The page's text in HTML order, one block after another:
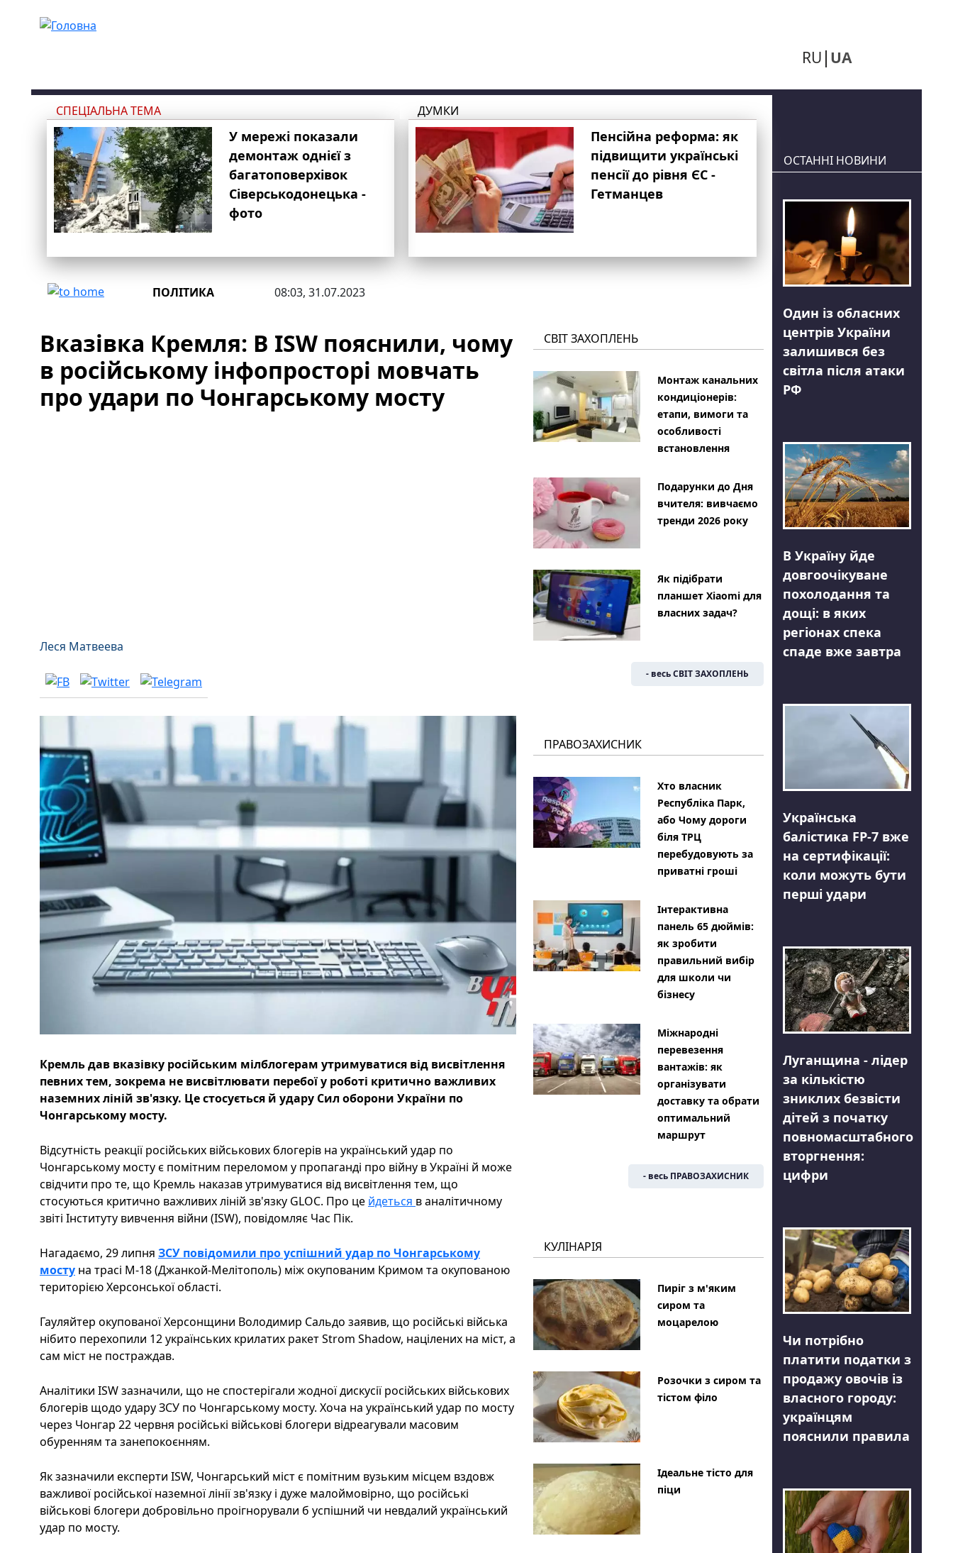
RU UA
СПЕЦІАЛЬНА ТЕМА
У мережі показали
демонтаж однієї з
багатоповерхівок
Сіверськодонецька -
фото
ДУМКИ
Пенсійна реформа: як
підвищити українські
пенсії до рівня ЄС -
Гетманцев
ПОЛІТИКА 08:03, 31.07.2023
Вказівка Кремля: В ISW пояснили, чому
в російському інфопросторі мовчать
про удари по Чонгарському мосту
Леся Матвеева
Кремль дав вказівку російським мілблогерам утримуватися від висвітлення
певних тем, зокрема не висвітлювати перебої у роботі критично важливих
наземних ліній зв'язку. Це стосується й удару Сил оборони України по
Чонгарському мосту.
Відсутність реакції російських військових блогерів на український удар по
Чонгарському мосту є помітним переломом у пропаганді про війну в Україні й може
свідчити про те, що Кремль наказав утримуватися від висвітлення тем, що
стосуються критично важливих ліній зв'язку GLOC. Про це йдеться в аналітичному
звіті Інституту вивчення війни (ISW), повідомляє Час Пік.
Нагадаємо, 29 липня ЗСУ повідомили про успішний удар по Чонгарському
мосту на трасі М-18 (Джанкой-Мелітополь) між окупованим Кримом та окупованою
територією Херсонської області.
Гауляйтер окупованої Херсонщини Володимир Сальдо заявив, що російські війська
нібито перехопили 12 українських крилатих ракет Strom Shadow, націлених на міст, а
сам міст не постраждав.
Аналітики ISW зазначили, що не спостерігали жодної дискусії російських військових
блогерів щодо удару ЗСУ по Чонгарському мосту. Хоча на український удар по мосту
через Чонгар 22 червня російські військові блогери відреагували масовим
обуренням та занепокоєнням.
Як зазначили експерти ISW, Чонгарський міст є помітним вузьким місцем вздовж
важливої російської наземної лінії зв'язку і дуже малоймовірно, що російські
військові блогери добровільно проігнорували б успішний чи невдалий український
удар по мосту.
СВІТ ЗАХОПЛЕНЬ
Монтаж канальних
кондиціонерів:
етапи, вимоги та
особливості
встановлення
Подарунки до Дня
вчителя: вивчаємо
тренди 2026 року
Як підібрати
планшет Xiaomi для
власних задач?
- весь СВІТ ЗАХОПЛЕНЬ
ПРАВОЗАХИСНИК
Хто власник
Республіка Парк,
або Чому дороги
біля ТРЦ
перебудовують за
приватні гроші
Інтерактивна
панель 65 дюймів:
як зробити
правильний вибір
для школи чи
бізнесу
Міжнародні
перевезення
вантажів: як
організувати
доставку та обрати
оптимальний
маршрут
- весь ПРАВОЗАХИСНИК
КУЛІНАРІЯ
Пиріг з м'яким
сиром та
моцарелою
Розочки з сиром та
тістом філо
Ідеальне тісто для
піци
ОСТАННІ НОВИНИ
Один із обласних
центрів України
залишився без
світла після атаки
РФ
В Україну йде
довгоочікуване
похолодання та
дощі: в яких
регіонах спека
спаде вже завтра
Українська
балістика FP-7 вже
на сертифікації:
коли можуть бути
перші удари
Луганщина - лідер
за кількістю
зниклих безвісти
дітей з початку
повномасштабного
вторгнення:
цифри
Чи потрібно
платити податки з
продажу овочів із
власного городу:
українцям
пояснили правила